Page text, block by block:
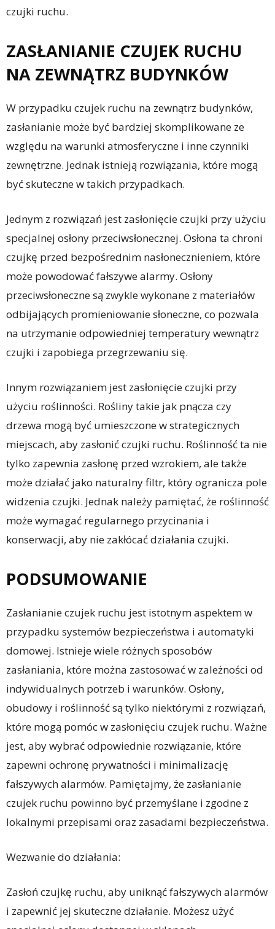
czujki ruchu.
ZASŁANIANIE CZUJEK RUCHU
NA ZEWNĄTRZ BUDYNKÓW
W przypadku czujek ruchu na zewnątrz budynków,
zasłanianie może być bardziej skomplikowane ze
względu na warunki atmosferyczne i inne czynniki
zewnętrzne. Jednak istnieją rozwiązania, które mogą
być skuteczne w takich przypadkach.
Jednym z rozwiązań jest zasłonięcie czujki przy użyciu
specjalnej osłony przeciwsłonecznej. Osłona ta chroni
czujkę przed bezpośrednim nasłonecznieniem, które
może powodować fałszywe alarmy. Osłony
przeciwsłoneczne są zwykle wykonane z materiałów
odbijających promieniowanie słoneczne, co pozwala
na utrzymanie odpowiedniej temperatury wewnątrz
czujki i zapobiega przegrzewaniu się.
Innym rozwiązaniem jest zasłonięcie czujki przy
użyciu roślinności. Rośliny takie jak pnącza czy
drzewa mogą być umieszczone w strategicznych
miejscach, aby zasłonić czujki ruchu. Roślinność ta nie
tylko zapewnia zasłonę przed wzrokiem, ale także
może działać jako naturalny filtr, który ogranicza pole
widzenia czujki. Jednak należy pamiętać, że roślinność
może wymagać regularnego przycinania i
konserwacji, aby nie zakłócać działania czujki.
PODSUMOWANIE
Zasłanianie czujek ruchu jest istotnym aspektem w
przypadku systemów bezpieczeństwa i automatyki
domowej. Istnieje wiele różnych sposobów
zasłaniania, które można zastosować w zależności od
indywidualnych potrzeb i warunków. Osłony,
obudowy i roślinność są tylko niektórymi z rozwiązań,
które mogą pomóc w zasłonięciu czujek ruchu. Ważne
jest, aby wybrać odpowiednie rozwiązanie, które
zapewni ochronę prywatności i minimalizację
fałszywych alarmów. Pamiętajmy, że zasłanianie
czujek ruchu powinno być przemyślane i zgodne z
lokalnymi przepisami oraz zasadami bezpieczeństwa.
Wezwanie do działania:
Zasłoń czujkę ruchu, aby uniknąć fałszywych alarmów
i zapewnić jej skuteczne działanie. Możesz użyć